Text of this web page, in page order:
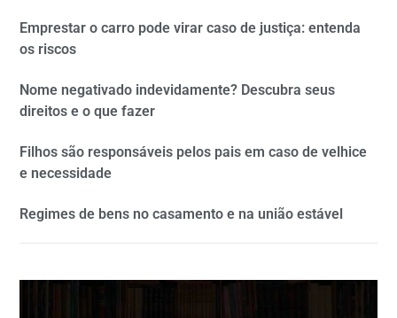
Emprestar o carro pode virar caso de justiça: entenda
os riscos
Nome negativado indevidamente? Descubra seus
direitos e o que fazer
Filhos são responsáveis pelos pais em caso de velhice
e necessidade
Regimes de bens no casamento e na união estável